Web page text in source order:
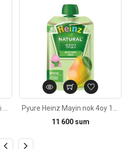
11 600 sum